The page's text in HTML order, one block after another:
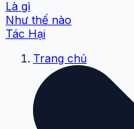
Là gì
Như thế nào
Tác Hại
Trang chủ